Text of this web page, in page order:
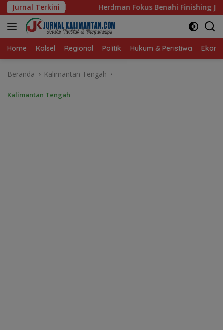
Langsung
ke
konten
Jurnal Terkini
Herdman Fokus Benahi Finishing Jelang Lawan Singapura
Home Kalsel Regional Politik Hukum & Peristiwa
Beranda Kalimantan Tengah
Kalimantan Tengah